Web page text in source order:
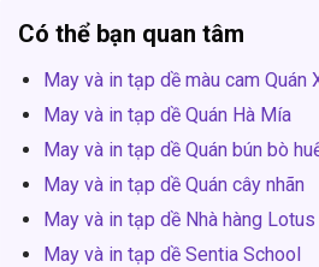
Có thể bạn quan tâm
May và in tạp dề màu cam Quán
May và in tạp dề Quán Hà Mía
May và in tạp dề Quán bún bò
May và in tạp dề Quán cây nhãn
May và in tạp dề Nhà hàng Lotus
May và in tạp dề Sentia School